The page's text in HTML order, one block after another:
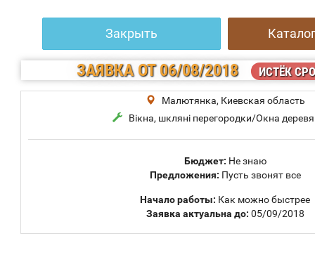
Закрыть
ЗАЯВКАОТ 06/08/2018 ИСТЁК
Малютянка, Киевская область
Вікна, шкляні перегородки/Окна
Бюджет: Не знаю
Предложения: Пусть звонят все
Начало работы: Как можно быстрее
Заявка актуальна до: 05/09/2018